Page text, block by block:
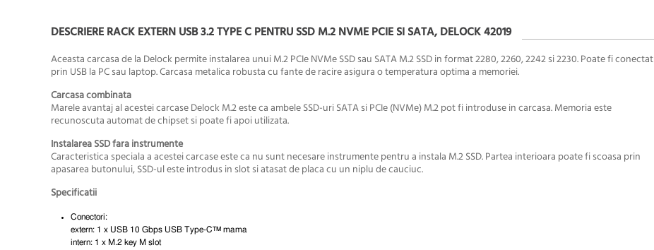
DESCRIERE RACK EXTERN USB 3.2 TYPE C PENTRU SSD M.2 NVME PCIE SI SATA, DELOCK 42019
Aceasta carcasa de la Delock permite instalarea unui M.2 PCIe NVMe SSD sau SATA M.2 SSD in format 2280, 2260, 2242 si 2230. Poate fi conectat
prin USB la PC sau laptop. Carcasa metalica robusta cu fante de racire asigura o temperatura optima a memoriei.
Carcasa combinata
Marele avantaj al acestei carcase Delock M.2 este ca ambele SSD-uri SATA si PCIe (NVMe) M.2 pot fi introduse in carcasa. Memoria este
recunoscuta automat de chipset si poate fi apoi utilizata.
Instalarea SSD fara instrumente
Caracteristica speciala a acestei carcase este ca nu sunt necesare instrumente pentru a instala M.2 SSD. Partea interioara poate fi scoasa prin
apasarea butonului, SSD-ul este introdus in slot si atasat de placa cu un niplu de cauciuc.
Specificatii
Conectori:
extern: 1 x USB 10 Gbps USB Type-C™ mama
intern: 1 x M.2 key M slot